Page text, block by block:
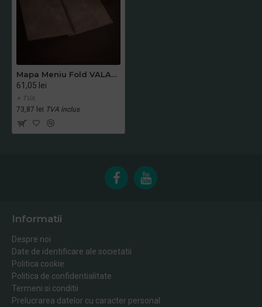
Mapa Meniu Fold VALAN PATRAT BEJ
61,05 lei
+ TVA
73,87 lei TVA inclus
Informatii
Despre noi
Date de identificare ale societatii
Politica cookie
Politica de confidentialitate
Termeni si conditii
Prelucrarea datelor cu caracter personal